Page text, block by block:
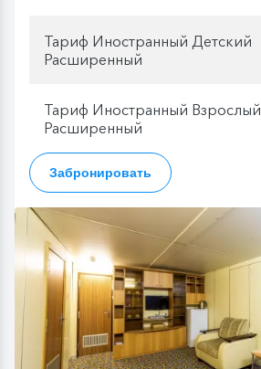
Тариф Иностранный Детский
Расширенный
Тариф Иностранный Взрослый
Расширенный
Забронировать